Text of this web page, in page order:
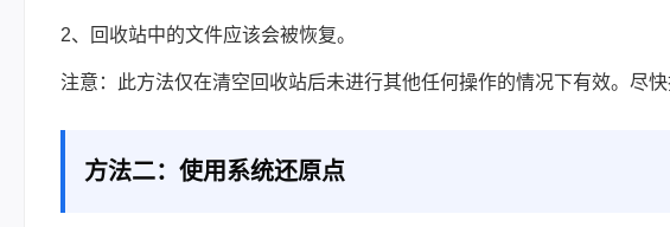
2、回收站中的文件应该会被恢复。
注意：此方法仅在清空回收站后未进行其他任何操作的情况下有效。尽快
方法二：使用系统还原点